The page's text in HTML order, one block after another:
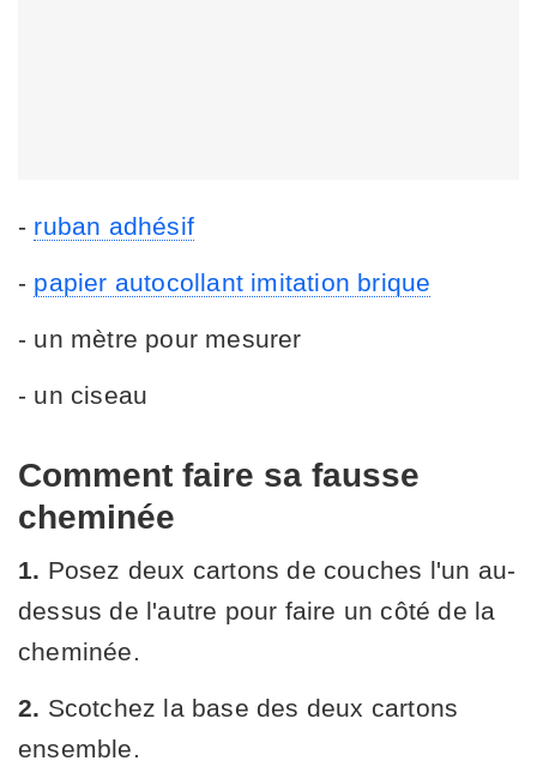
- ruban adhésif
- papier autocollant imitation brique
- un mètre pour mesurer
- un ciseau
Comment faire sa fausse
cheminée
1. Posez deux cartons de couches l'un au-
dessus de l'autre pour faire un côté de la
cheminée.
2. Scotchez la base des deux cartons
ensemble.